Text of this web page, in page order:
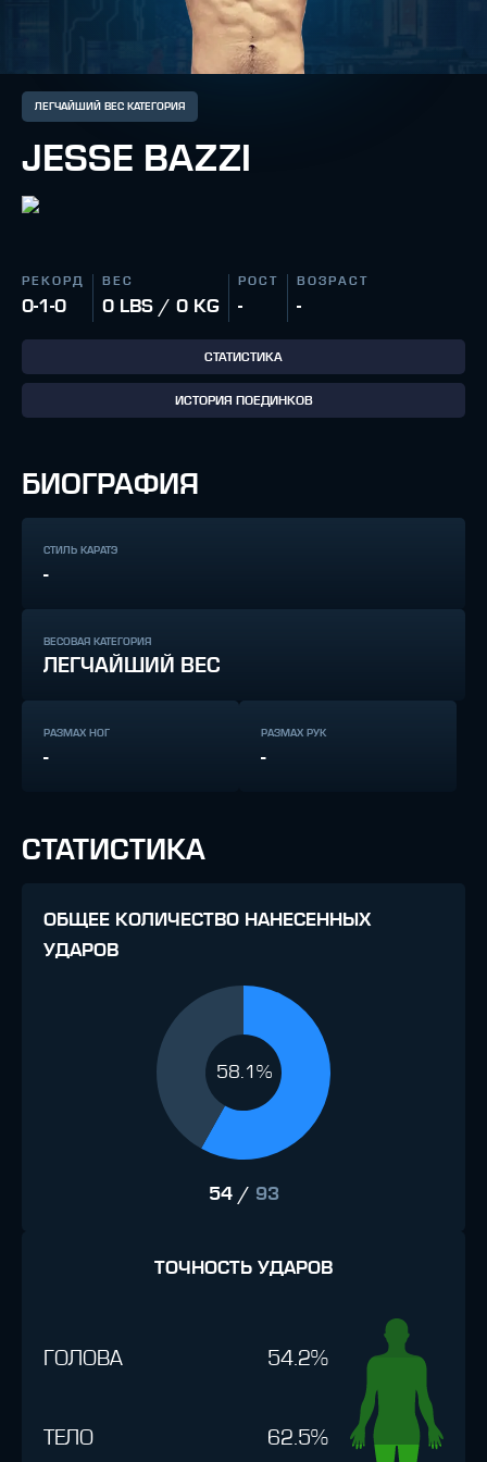
ЛЕГЧАЙШИЙ ВЕС КАТЕГОРИЯ
JESSE BAZZI
РЕКОРД
0-1-0
ВЕС
0 LBS / 0 KG
РОСТ
-
ВОЗРАСТ
-
СТАТИСТИКА
ИСТОРИЯ ПОЕДИНКОВ
БИОГРАФИЯ
СТИЛЬ КАРАТЭ
-
ВЕСОВАЯ КАТЕГОРИЯ
ЛЕГЧАЙШИЙ ВЕС
РАЗМАХ НОГ
-
РАЗМАХ РУК
-
СТАТИСТИКА
ОБЩЕЕ КОЛИЧЕСТВО НАНЕСЕННЫХ
УДАРОВ
58.1%
54/ 93
ТОЧНОСТЬ УДАРОВ
ГОЛОВА 54.2%
ТЕЛО 62.5%